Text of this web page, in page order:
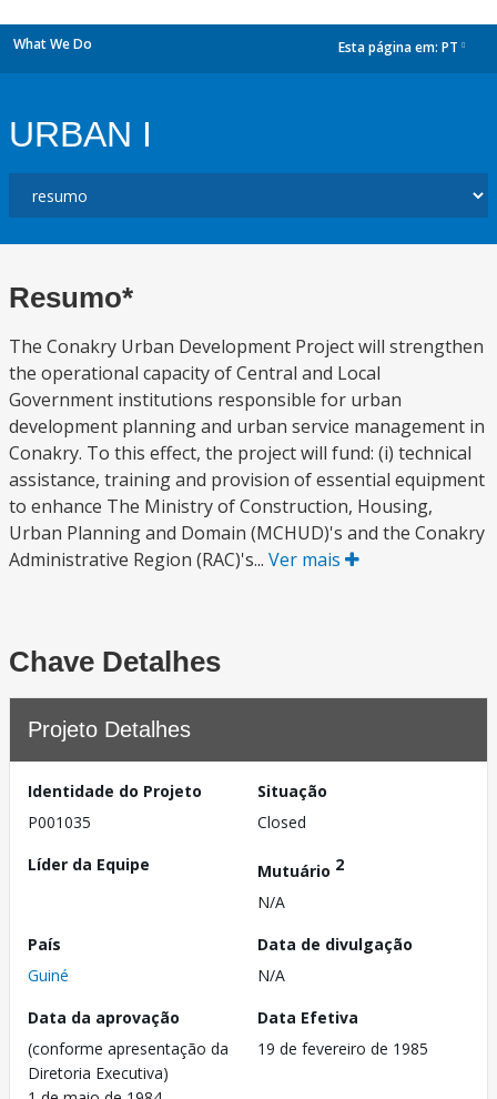
What We Do Esta página em: PT
URBAN I
Resumo*
The Conakry Urban Development Project will strengthen
the operational capacity of Central and Local
Government institutions responsible for urban
development planning and urban service management in
Conakry. To this effect, the project will fund: (i) technical
assistance, training and provision of essential equipment
to enhance The Ministry of Construction, Housing,
Urban Planning and Domain (MCHUD)'s and the Conakry
Administrative Region (RAC)'s... Ver mais
Chave Detalhes
Projeto Detalhes
Identidade do Projeto
P001035
Situação
Closed
Líder da Equipe
Mutuário 2
N/A
País
Guiné
Data de divulgação
N/A
Data da aprovação
(conforme apresentação da
Diretoria Executiva)
Data Efetiva
19 de fevereiro de 1985